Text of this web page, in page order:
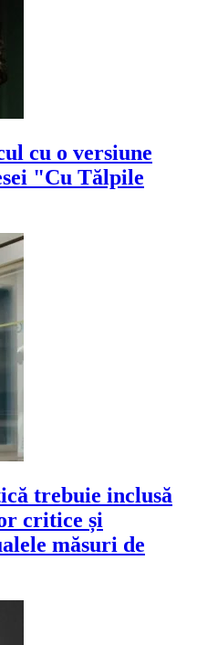
cu o versiune
"Cu Tălpile
trebuie inclusă
critice și
măsuri de